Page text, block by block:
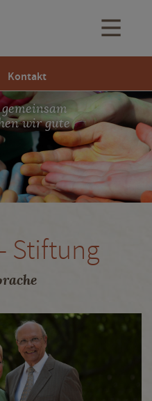
Kontakt
wir gute
Stiftung